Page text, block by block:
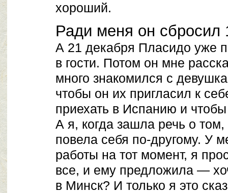
хороший.
Ради меня он сбросил
А 21 декабря Пласидо уже
в гости. Потом он мне
много знакомился с
чтобы он их пригласил к
приехать в Испанию и
А я, когда зашла речь о том,
повела себя по-другому. У
работы на тот момент, я
все, и ему предложила —
в Минск? И только я это